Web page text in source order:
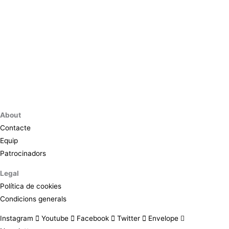
About
Contacte
Equip
Patrocinadors
Legal
Política de cookies
Condicions generals
Instagram Youtube Facebook Twitter
Envelope